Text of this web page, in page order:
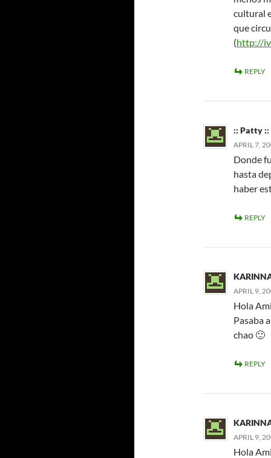
cultural
que
(http://
REPLY
:: Patty ::
APRIL 7,
Donde
hasta
haber
REPLY
APRIL 9,
Hola
Pasaba
chao 🙂
REPLY
APRIL 9,
Hola